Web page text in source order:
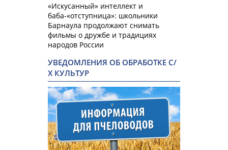
«Искусанный» интеллект и
баба-«отступница»: школьники
Барнаула продолжают снимать
фильмы о дружбе и традициях
народов России
УВЕДОМЛЕНИЯ ОБ ОБРАБОТКЕ С/
Х КУЛЬТУР